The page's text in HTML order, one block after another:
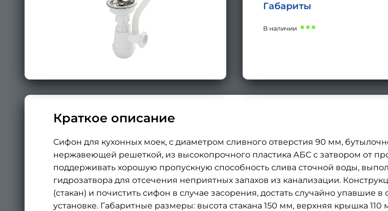
Габариты
В наличии
Краткое описание
Сифон для кухонных моек, с диаметром сливного отверстия 90 мм,
нержавеющей решеткой, из высокопрочного пластика АБС с затвором от
поддерживать хорошую пропускную способность слива сточной воды,
гидрозатвора для отсечения неприятных запахов из канализации.
(стакан) и почистить сифон в случае засорения, достать случайно
установке. Габаритные размеры: высота стакана 150 мм, верхняя крышка